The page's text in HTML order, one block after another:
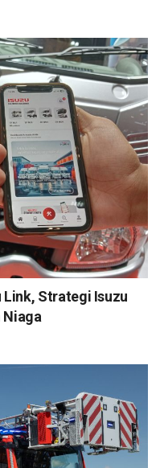
Link, Strategi Isuzu
Niaga